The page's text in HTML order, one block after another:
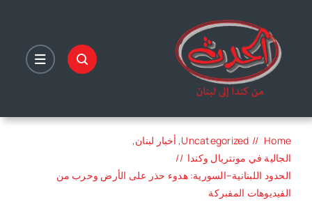
content
Home
Uncategorized أخبار لبنان
الجالية في مونتريال وكندا
الحدود اللبنانية–السورية: هدوء حذر على الأرض وحرب من
الفيديوهات المفبركة